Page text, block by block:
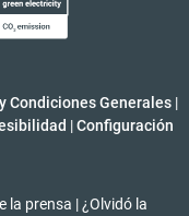
Condiciones Generales |
| Configuración
la prensa | ¿Olvidó la